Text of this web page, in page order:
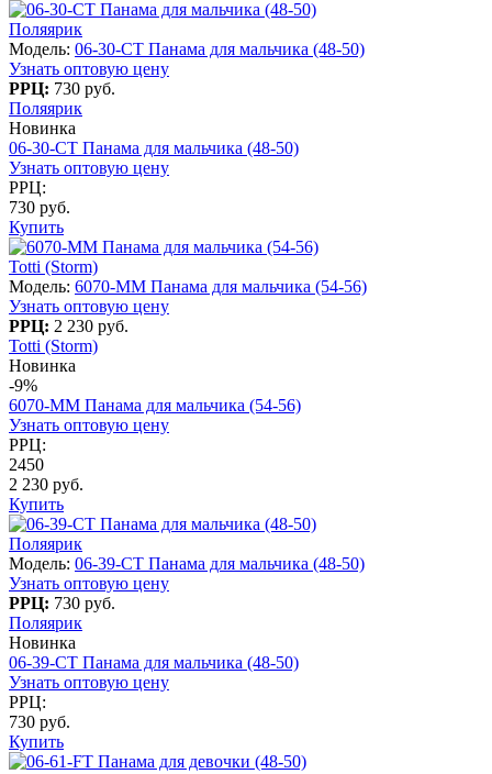
Поляярик
Модель: 06-30-CT Панама для мальчика (48-50)
Узнать оптовую цену
РРЦ: 730 руб.
Поляярик
Новинка
06-30-CT Панама для мальчика (48-50)
Узнать оптовую цену
РРЦ:
730 руб.
Купить
Totti (Storm)
Модель: 6070-MM Панама для мальчика (54-56)
Узнать оптовую цену
РРЦ: 2 230 руб.
Totti (Storm)
Новинка
-9%
6070-MM Панама для мальчика (54-56)
Узнать оптовую цену
РРЦ:
2450
2 230 руб.
Купить
Поляярик
Модель: 06-39-CT Панама для мальчика (48-50)
Узнать оптовую цену
РРЦ: 730 руб.
Поляярик
Новинка
06-39-CT Панама для мальчика (48-50)
Узнать оптовую цену
РРЦ:
730 руб.
Купить